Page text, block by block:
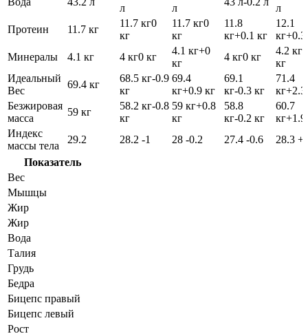
л
л
л
Протеин
11.7 кг
11.7 кг0
кг
11.7 кг0
кг
11.8
кг+0.1 кг
12.1
кг+0.3
Минералы
4.1 кг 4 кг0 кг
4.1 кг+0
кг
4 кг0 кг
4.2 кг
кг
Идеальный
Вес
69.4 кг
68.5 кг-0.9
кг
69.4
кг+0.9 кг
69.1
кг-0.3 кг
71.4
кг+2.3
Безжировая
масса
59 кг
58.2 кг-0.8
кг
59 кг+0.8
кг
58.8
кг-0.2 кг
60.7
кг+1.9
Индекс
массы тела
29.2 28.2 -1 28 -0.2 27.4 -0.6 28.3
Показатель
Вес
Мышцы
Жир
Жир
Вода
Талия
Грудь
Бедра
Бицепс правый
Бицепс левый
Рост